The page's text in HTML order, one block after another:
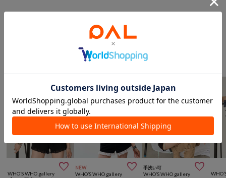
こんなアイテムも見ています
トップスからのおすすめ

WHO’S WHO gallery
NEW 
WHO’S WHO gallery
手洗い可 
WHO’S WHO gallery